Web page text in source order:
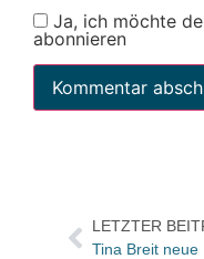
Ja, ich möchte
abonnieren
LETZTER